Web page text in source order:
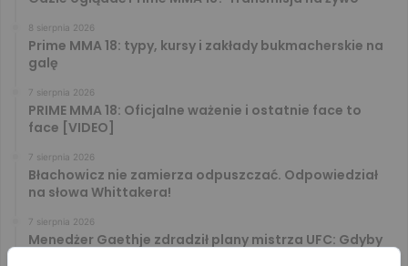
8 sierpnia 2026
Prime MMA 18: typy, kursy i zakłady bukmacherskie na
galę
7 sierpnia 2026
PRIME MMA 18: Oficjalne ważenie i ostatnie face to
face [VIDEO]
7 sierpnia 2026
Błachowicz nie zamierza odpuszczać. Odpowiedział
na słowa Whittakera!
7 sierpnia 2026
Menedżer Gaethje zdradził plany mistrza UFC: Gdyby